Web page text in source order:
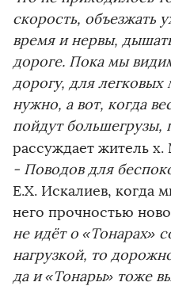
скорость, объезжать
время и нервы,
дороге. Пока мы
дорогу, для
нужно, а вот, когда
пойдут большегрузы,
рассуждает житель
- Поводов для
Е.Х. Искалиев, когда
него прочностью
не идёт о «Тонарах»
нагрузкой, то
да и «Тонары» тоже